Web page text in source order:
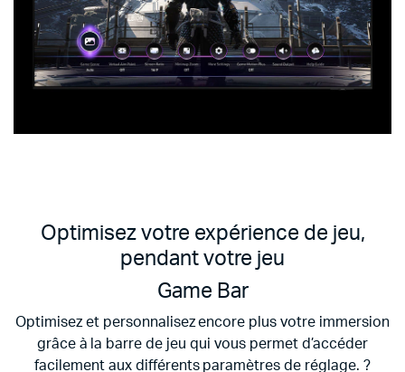
Optimisez votre expérience de jeu,
pendant votre jeu
Game Bar
Optimisez et personnalisez encore plus votre immersion
grâce à la barre de jeu qui vous permet d’accéder
facilement aux différents paramètres de réglage. ?